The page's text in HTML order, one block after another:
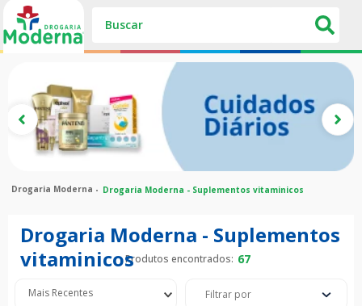
Drogaria Moderna - Suplementos vitaminicos
Drogaria Moderna - Suplementos
vitaminicos
67
Mais Recentes Filtrar